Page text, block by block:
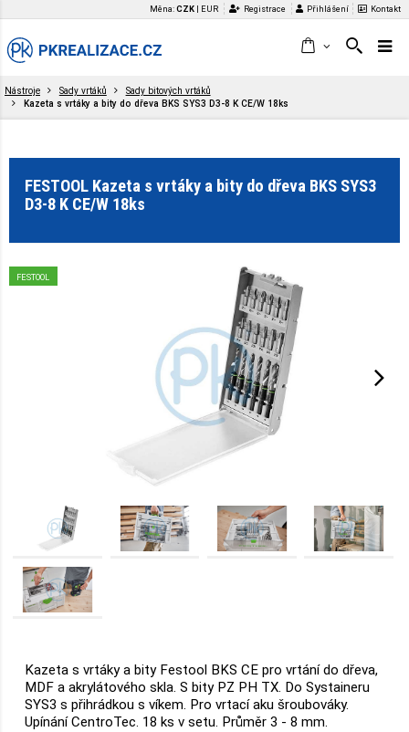
Měna:CZK EUR Registrace Přihlášení Kontakt
Nástroje Sady vrtáků
Sady bitových vrtáků
Kazeta s vrtáky a bity do dřeva BKS SYS3 D3-8 K CE/W 18ks
FESTOOL Kazeta s vrtáky a bity do dřeva BKS SYS3
D3-8 K CE/W 18ks
FESTOOL
Kazeta s vrtáky a bity Festool BKS CE pro vrtání do dřeva,
MDF a akrylátového skla. S bity PZ PH TX. Do Systaineru
SYS3 s přihrádkou s víkem. Pro vrtací aku šroubováky.
Upínání CentroTec. 18 ks v setu. Průměr 3 - 8 mm.